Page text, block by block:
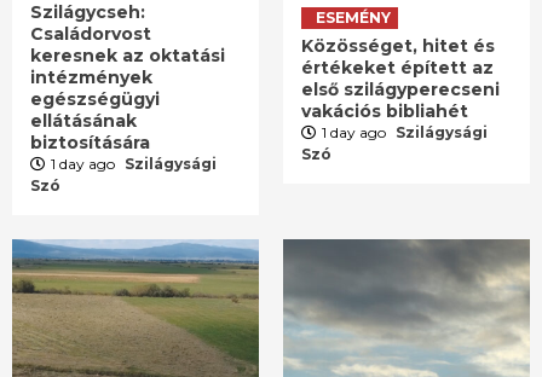
Szilágycseh:
Családorvost
keresnek az oktatási
intézmények
egészségügyi
ellátásának
biztosítására
1 day ago Szilágysági
Szó
ESEMÉNY
Közösséget, hitet és
értékeket épített az
első szilágyperecseni
vakációs bibliahét
1 day ago Szilágysági
Szó